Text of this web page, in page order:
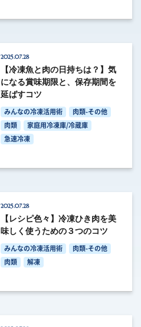
2025.07.28
【冷凍魚と肉の日持ちは？】気
になる賞味期限と、保存期間を
延ばすコツ
みんなの冷凍活用術
肉類-その他
肉類
家庭用冷凍庫/冷蔵庫
急速冷凍
2025.07.28
【レシピ色々】冷凍ひき肉を美
味しく使うための３つのコツ
みんなの冷凍活用術
肉類-その他
肉類
解凍